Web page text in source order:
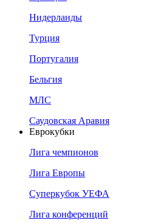
Нидерланды
Турция
Португалия
Бельгия
МЛС
Саудовская Аравия
Еврокубки
Лига чемпионов
Лига Европы
Суперкубок УЕФА
Лига конференций